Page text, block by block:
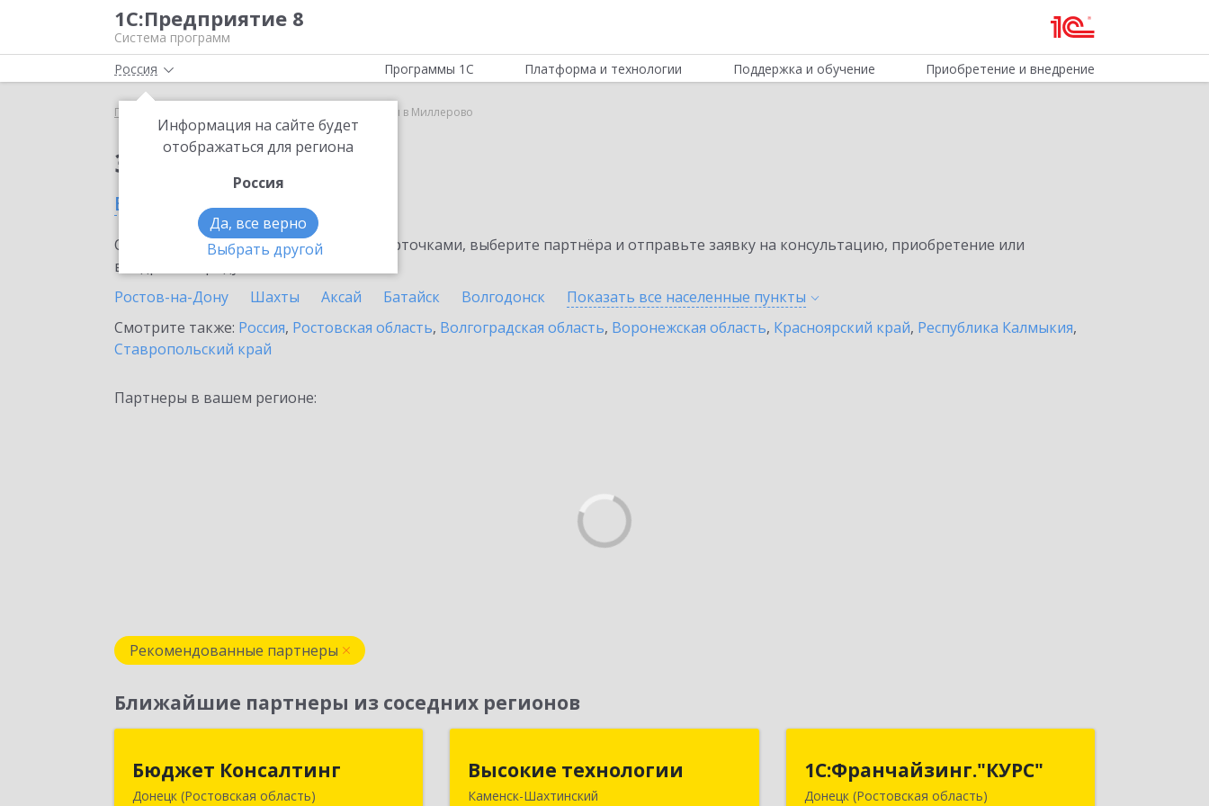
1С:Предприятие 8
Система программ
Россия
Информация на сайте будет
отображаться для региона
Россия
Да, все верно
Выбрать другой
Программы 1С Платформа и технологии Поддержка и обучение Приобретение и внедрение
Главная 1С-Товары в Миллерово
Заказать 1С-Товары
в Миллерово
Ознакомьтесь с информационными карточками, выберите партнёра и отправьте заявку на консультацию, приобретение или
внедрение продукта.
Ростов-на-Дону
Шахты Аксай Батайск Волгодонск Показать все населенные пункты
Смотрите также: Россия, Ростовская область, Волгоградская область, Воронежская область, Красноярский край, Республика Калмыкия,
Ставропольский край
Партнеры в вашем регионе:
Рекомендованные партнеры
Ближайшие партнеры из соседних регионов
Бюджет Консалтинг
Донецк (Ростовская область)
346338, Ростовская обл, г.о. Город
Высокие технологии
Каменск-Шахтинский
347810, Ростовская обл, Каменск-
1С:Франчайзинг."КУРС"
Донецк (Ростовская область)
1С:Франчайзинг."КУРС"
346330, Ростовская обл, Донецк г,